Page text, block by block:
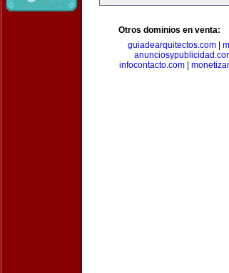
Otros dominios en venta:
guiadearquitectos.com
infocontacto.com